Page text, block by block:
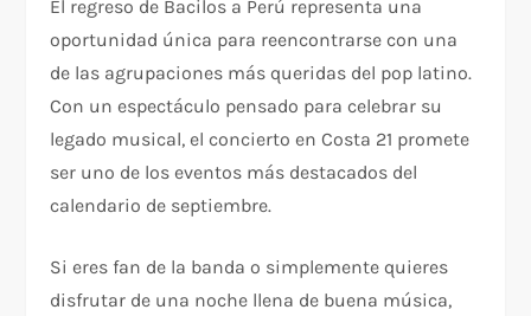
El regreso de Bacilos a Perú representa una
oportunidad única para reencontrarse con una
de las agrupaciones más queridas del pop latino.
Con un espectáculo pensado para celebrar su
legado musical, el concierto en Costa 21 promete
ser uno de los eventos más destacados del
calendario de septiembre.
Si eres fan de la banda o simplemente quieres
disfrutar de una noche llena de buena música,